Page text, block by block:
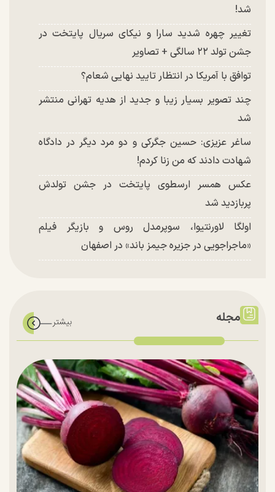
شد!
تغییر چهره شدید سارا و نیکای سریال پایتخت در
جشن تولد ۲۲ سالگی + تصاویر
توافق با آمریکا در انتظار تایید نهایی شعام؟
چند تصویر بسیار زیبا و جدید از هدیه تهرانی منتشر
شد
ساغر عزیزی: حسین جگرکی و دو مرد دیگر در دادگاه
شهادت دادند که من زنا کردم!
عکس همسر ارسطوی پایتخت در جشن تولدش
پربازدید شد
اولگا لاورنتیوا، سوپرمدل روس و بازیگر فیلم
«ماجراجویی در جزیره جیمز باند» در اصفهان
مجله